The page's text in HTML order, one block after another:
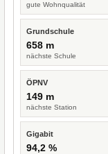
gute Wohnqualität
Grundschule
658 m
nächste Schule
ÖPNV
149 m
nächste Station
Gigabit
94,2 %